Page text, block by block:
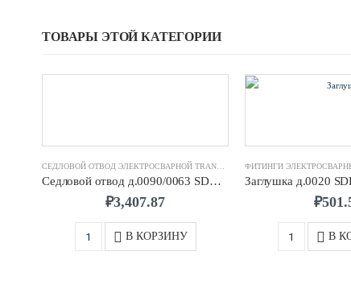
ТОВАРЫ ЭТОЙ КАТЕГОРИИ
,ФИТИНГИ
Седловой отвод д.0090/0063 SDR11 ПЭ100 TRANS-QUADRO
₽3,407.87
В КОРЗИНУ
₽
В